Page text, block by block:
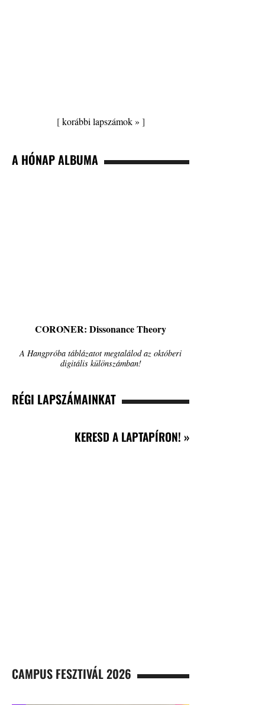
[korábbi lapszámok » ]
A HÓNAP ALBUMA
CORONER: Dissonance Theory
A Hangpróba táblázatot megtalálod az októberi
digitális különszámban!
RÉGI LAPSZÁMAINKAT
KERESD A LAPTAPÍRON! »
CAMPUS FESZTIVÁL 2026